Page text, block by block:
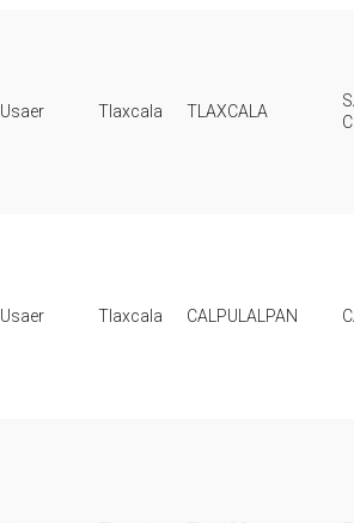
Usaer Tlaxcala TLAXCALA
Usaer Tlaxcala CALPULALPAN